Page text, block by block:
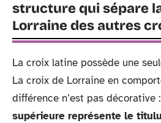
structure qui sépare
Lorraine des autres
La croix latine possède une
La croix de Lorraine en
différence n’est pas décorative :
supérieure représente le